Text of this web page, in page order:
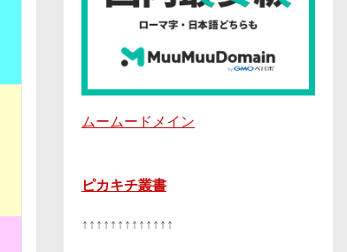
ムームードメイン
ピカキチ叢書
↑↑↑↑↑↑↑↑↑↑↑↑↑